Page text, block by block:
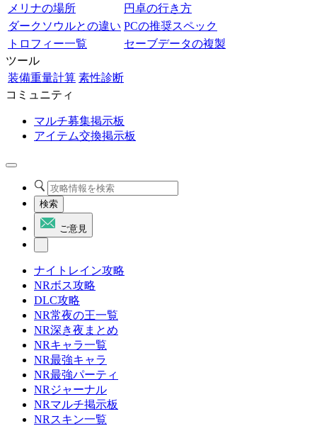
メリナの場所
円卓の行き方
ダークソウルとの違い PCの推奨スペック
トロフィー一覧
セーブデータの複製
ツール
装備重量計算 素性診断
コミュニティ
マルチ募集掲示板
アイテム交換掲示板
検索
ご意見
ナイトレイン攻略
NRボス攻略
DLC攻略
NR常夜の王一覧
NR深き夜まとめ
NRキャラ一覧
NR最強キャラ
NR最強パーティ
NRジャーナル
NRマルチ掲示板
NRスキン一覧